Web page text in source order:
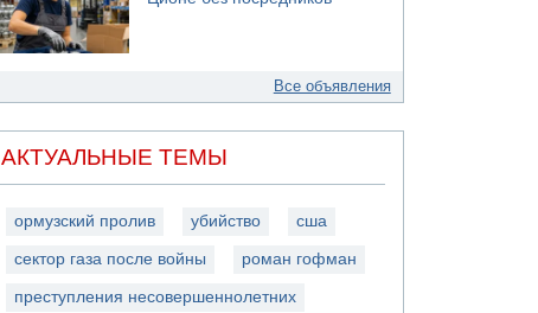
Все объявления
АКТУАЛЬНЫЕ ТЕМЫ
ормузский пролив убийство сша
сектор газа после войны роман гофман
преступления несовершеннолетних